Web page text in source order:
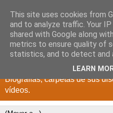
DISCOS
RECUERDO
CANTANTES Y GRUPOS DE
Biografías, carpetas de sus
vídeos.
This site uses cookies from
and to analyze traffic. Your
shared with Google along
metrics to ensure quality of
statistics, and to detect and
LEARN